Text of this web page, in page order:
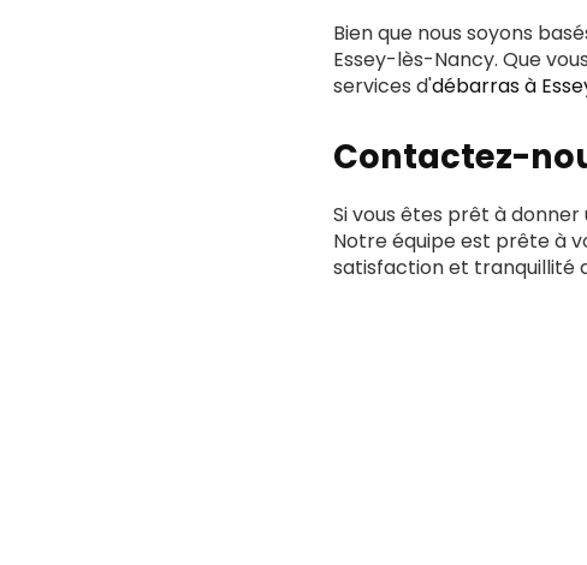
Bien que nous soyons
Essey-lès-Nancy. Que
services d'débarras à
Contactez-
Si vous êtes prêt à
Notre équipe est prête à
satisfaction et tranquillité